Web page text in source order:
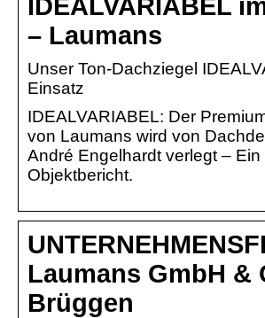
IDEALVARIABEL
– Laumans
Unser Ton-Dachziegel
Einsatz
IDEALVARIABEL: Der
von Laumans wird von
André Engelhardt verlegt – Ein
Objektbericht.
Laumans GmbH &
Brüggen